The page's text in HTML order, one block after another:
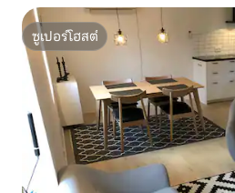
ซูเปอร์โฮสต์
ซูเปอร์โฮสต์